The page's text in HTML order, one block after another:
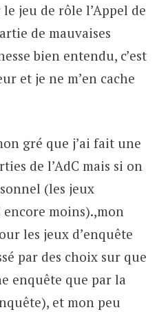
jeu de rôle l’Appel de
de mauvaises
bien entendu, c’est
et je ne m’en cache
gré que j’ai fait une
de l’AdC mais si on
(les jeux
encore moins).,mon
les jeux d’enquête
par des choix sur que
enquête que par la
et mon peu